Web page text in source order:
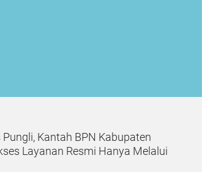
Kantah BPN Kabupaten
Layanan Resmi Hanya Melalui